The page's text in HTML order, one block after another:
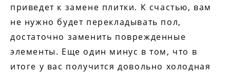
приведет к замене плитки. К счастью, вам
не нужно будет перекладывать пол,
достаточно заменить поврежденные
элементы. Еще один минус в том, что в
итоге у вас получится довольно холодная